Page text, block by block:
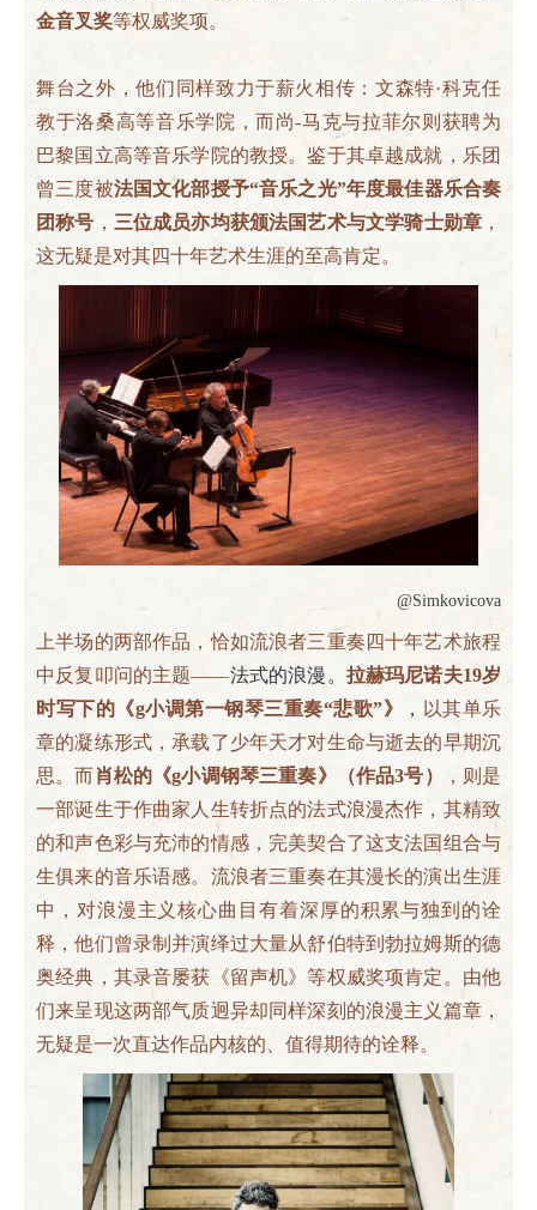
金音叉奖等权威奖项。
舞台之外，他们同样致力于薪火相传：文森特·科克任
教于洛桑高等音乐学院，而尚-马克与拉菲尔则获聘为
巴黎国立高等音乐学院的教授。鉴于其卓越成就，乐团
曾三度被法国文化部授予“音乐之光”年度最佳器乐合奏
团称号 ， 三位成员亦均获颁法国艺术与文学骑士勋章 ，
这无疑是对其四十年艺术生涯的至高肯定。
@Simkovicova
上半场的两部作品，恰如流浪者三重奏四十年艺术旅程
中反复叩问的主题——法式的浪漫。 拉赫玛尼诺夫19岁
时写下的《g小调第一钢琴三重奏“悲歌”》
，
以其单乐
章的凝练形式，承载了少年天才对生命与逝去的早期沉
思。而肖松的《g小调钢琴三重奏》（作品3号）
，则是
一部诞生于作曲家人生转折点的法式浪漫杰作，其精致
的和声色彩与充沛的情感，完美契合了这支法国组合与
生俱来的音乐语感。流浪者三重奏在其漫长的演出生涯
中，对浪漫主义核心曲目有着深厚的积累与独到的诠
释，他们曾录制并演绎过大量从舒伯特到勃拉姆斯的德
奥经典，其录音屡获《留声机》等权威奖项肯定。由他
们来呈现这两部气质迥异却同样深刻的浪漫主义篇章，
无疑是一次直达作品内核的、值得期待的诠释。